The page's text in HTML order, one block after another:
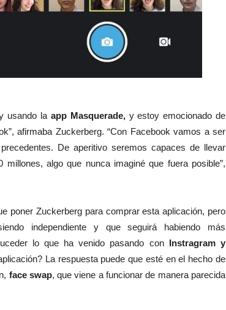
usando laapp Masquerade,y estoy emocionado de
afirmaba Zuckerberg. “Con Facebook vamos a ser
De aperitivo seremos capaces de llevar
algo que nunca imaginé que fuera posible”,
poner Zuckerberg para comprar esta aplicación, pero
independiente y que seguirá habiendo más
lo que ha venido pasando con Instragram y
La respuesta puede que esté en el hecho de
face swap, que viene a funcionar de manera parecida